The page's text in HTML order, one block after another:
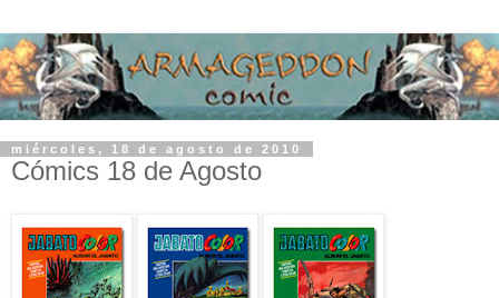
miércoles, 18 de agosto de 2010
Cómics 18 de Agosto